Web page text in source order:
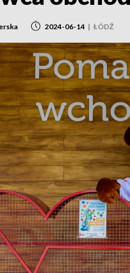
2024-06-14 | ŁÓDŹ